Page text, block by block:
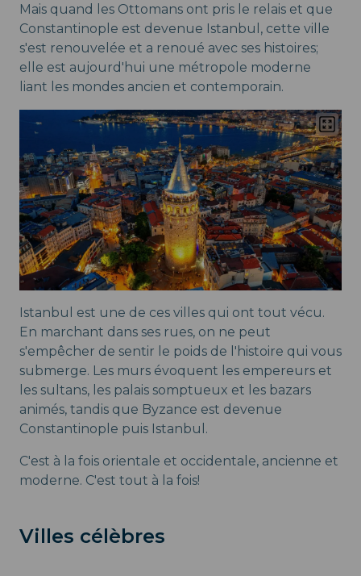
Mais quand les Ottomans ont pris le relais et que
Constantinople est devenue Istanbul, cette ville
s'est renouvelée et a renoué avec ses histoires;
elle est aujourd'hui une métropole moderne
liant les mondes ancien et contemporain.
Istanbul est une de ces villes qui ont tout vécu.
En marchant dans ses rues, on ne peut
s'empêcher de sentir le poids de l'histoire qui vous
submerge. Les murs évoquent les empereurs et
les sultans, les palais somptueux et les bazars
animés, tandis que Byzance est devenue
Constantinople puis Istanbul.
C'est à la fois orientale et occidentale, ancienne et
moderne. C'est tout à la fois!
Villes célèbres